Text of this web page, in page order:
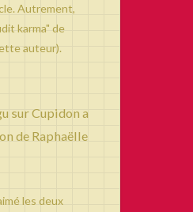
Autrement,
karma" de
auteur).
surCupidon a
de Raphaëlle
les deux